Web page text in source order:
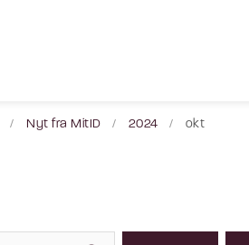
Nyt fra MitID 2024 okt